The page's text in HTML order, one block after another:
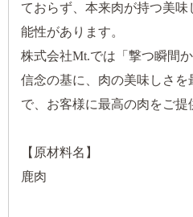
ておらず、本来肉が持つ美
能性があります。
株式会社Mt.では「撃つ瞬間
信念の基に、肉の美味しさ
で、お客様に最高の肉をご提
【原材料名】
鹿肉